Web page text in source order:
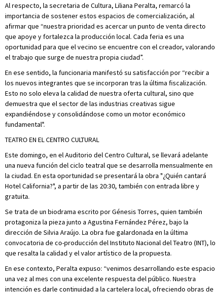
Al respecto, la secretaria de Cultura, Liliana Peralta, remarcó la
importancia de sostener estos espacios de comercialización, al
afirmar que “nuestra prioridad es acercar un punto de venta directo
que apoye y fortalezca la producción local. Cada feria es una
oportunidad para que el vecino se encuentre con el creador, valorando
el trabajo que surge de nuestra propia ciudad”.
En ese sentido, la funcionaria manifestó su satisfacción por “recibir a
los nuevos integrantes que se incorporan tras la última fiscalización.
Esto no solo eleva la calidad de nuestra oferta cultural, sino que
demuestra que el sector de las industrias creativas sigue
expandiéndose y consolidándose como un motor económico
fundamental".
TEATRO EN EL CENTRO CULTURAL
Este domingo, en el Auditorio del Centro Cultural, se llevará adelante
una nueva función del ciclo teatral que se desarrolla mensualmente en
la ciudad. En esta oportunidad se presentará la obra "¿Quién cantará
Hotel California?", a partir de las 20:30, también con entrada libre y
gratuita.
Se trata de un biodrama escrito por Génesis Torres, quien también
protagoniza la pieza junto a Agustina Fernández Pérez, bajo la
dirección de Silvia Araújo. La obra fue galardonada en la última
convocatoria de co-producción del Instituto Nacional del Teatro (INT), lo
que resalta la calidad y el valor artístico de la propuesta.
En ese contexto, Peralta expuso: “venimos desarrollando este espacio
una vez al mes con una excelente respuesta del público. Nuestra
intención es darle continuidad a la cartelera local, ofreciendo obras de